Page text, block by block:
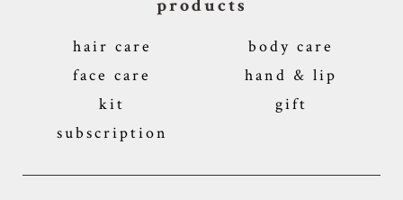
products
hair care
body care
face care
hand & lip
kit
gift
subscription